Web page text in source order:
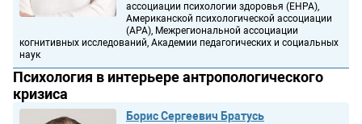
ассоциации психологии здоровья (EHPA),
Американской психологической ассоциации
(APA), Межрегиональной ассоциации
когнитивных исследований, Академии педагогических и социальных
наук
Психология в интерьере антропологического
кризиса
Борис Сергеевич Братусь